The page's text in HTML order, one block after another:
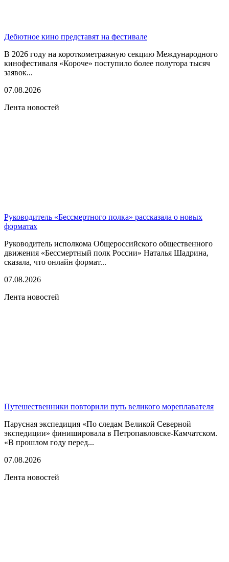
Дебютное кино представят на фестивале
В 2026 году на короткометражную секцию Международного
кинофестиваля «Короче» поступило более полутора тысяч
заявок...
07.08.2026
Лента новостей
Руководитель «Бессмертного полка» рассказала о новых
форматах
Руководитель исполкома Общероссийского общественного
движения «Бессмертный полк России» Наталья Шадрина,
сказала, что онлайн формат...
07.08.2026
Лента новостей
Путешественники повторили путь великого мореплавателя
Парусная экспедиция «По следам Великой Северной
экспедиции» финишировала в Петропавловске-Камчатском.
«В прошлом году перед...
07.08.2026
Лента новостей